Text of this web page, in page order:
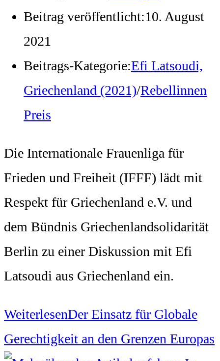
Beitrag veröffentlicht:10. August
2021
Beitrags-Kategorie:Efi Latsoudi,
Griechenland (2021)/Rebellinnen
Preis
Die Internationale Frauenliga für
Frieden und Freiheit (IFFF) lädt mit
Respekt für Griechenland e.V. und
dem Bündnis Griechenlandsolidarität
Berlin zu einer Diskussion mit Efi
Latsoudi aus Griechenland ein.
WeiterlesenDer Einsatz für Globale
Gerechtigkeit an den Grenzen Europas